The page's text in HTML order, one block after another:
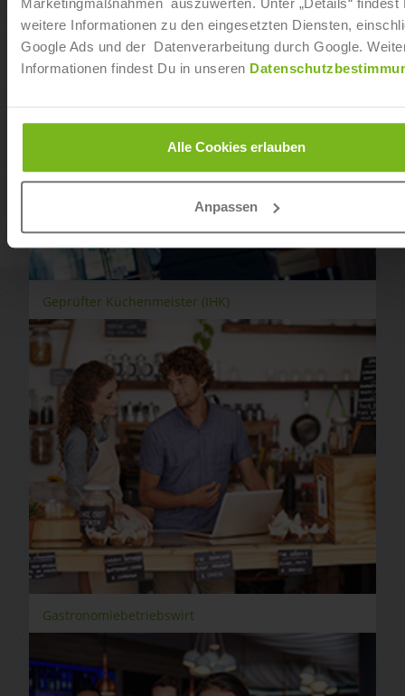
Marketingmaßnahmen auszuwerten. Unter „Details“ findest
weitere Informationen zu den eingesetzten Diensten,
Google Ads und der Datenverarbeitung durch Google.
Informationen findest Du in unseren
Alle Cookies erlauben
Anpassen
Geprüfter Küchenmeister (IHK)
Gastronomiebetriebswirt